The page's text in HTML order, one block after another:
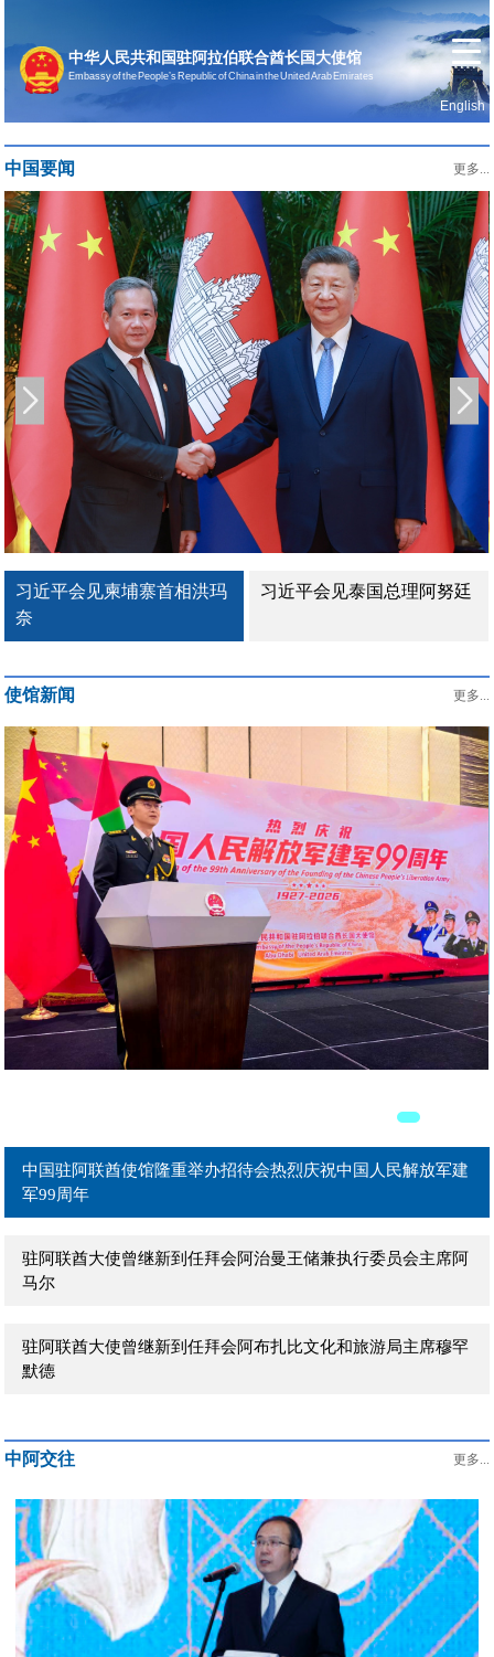
中华人民共和国驻阿拉伯联合酋长国大使馆
Embassy of the People’s Republic of China in the United Arab Emirates
English
中国要闻 更多...
习近平会见柬埔寨首相洪玛
奈
习近平会见泰国总理阿努廷
使馆新闻 更多...
驻阿联酋大使曾继新拜会阿联酋外贸部长宰尤迪
中国驻阿联酋使馆隆重举办招待会热烈庆祝中国人民解放军建
军99周年
驻阿联酋大使曾继新到任拜会阿治曼王储兼执行委员会主席阿
马尔
驻阿联酋大使曾继新到任拜会阿布扎比文化和旅游局主席穆罕
默德
口岸安全局副局长赛义德少将
中阿交往 更多...